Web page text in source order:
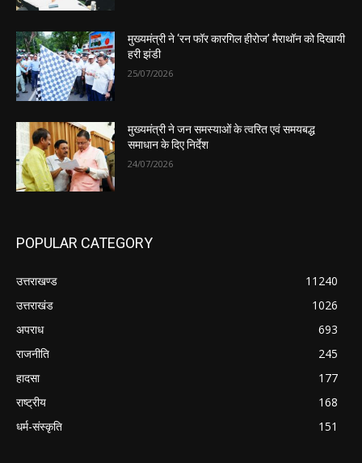
मुख्यमंत्री ने ‘रन फॉर कारगिल हीरोज’ मैराथॉन को दिखायी
हरी झंडी
25/07/2026
मुख्यमंत्री ने जन समस्याओं के त्वरित एवं समयबद्ध
समाधान के दिए निर्देश
24/07/2026
POPULAR CATEGORY
उत्तराखण्ड
11240
उत्तराखंड
1026
अपराध
693
राजनीति
245
हादसा
177
राष्ट्रीय
168
धर्म-संस्कृति
151